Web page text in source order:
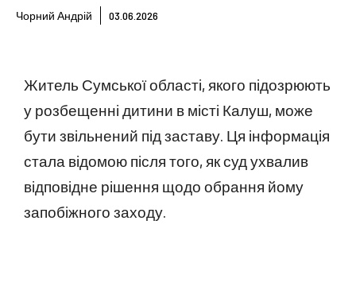
Чорний Андрій 03.06.2026
Житель Сумської області, якого підозрюють
у розбещенні дитини в місті Калуш, може
бути звільнений під заставу. Ця інформація
стала відомою після того, як суд ухвалив
відповідне рішення щодо обрання йому
запобіжного заходу.